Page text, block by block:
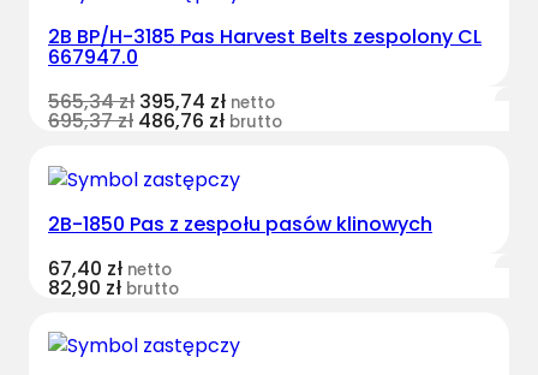
2B BP/H-3185 Pas Harvest Belts zespolony CL
667947.0
565,34zł 395,74 zł netto
695,37zł 486,76 zł brutto
2B-1850 Pas z zespołu pasów klinowych
67,40 zł netto
82,90 zł brutto